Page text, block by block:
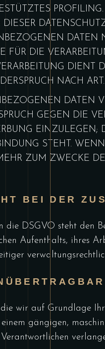
FÜR DIE
DIENT
NACH
DATEN
GEGEN DIE
EINZULEGEN;
STEHT.
ZUM ZWECKE
BEI DER
die DSGVO steht den
Aufenthalts, ihres
die wir auf Grundlage
gängigen,